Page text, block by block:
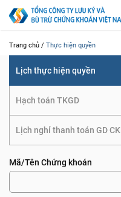
Trang chủ / Thực hiện quyền
Lịch thực hiện quyền
Hạch toán TKGD
Lịch nghỉ thanh toán GD CK
Mã/Tên Chứng khoán